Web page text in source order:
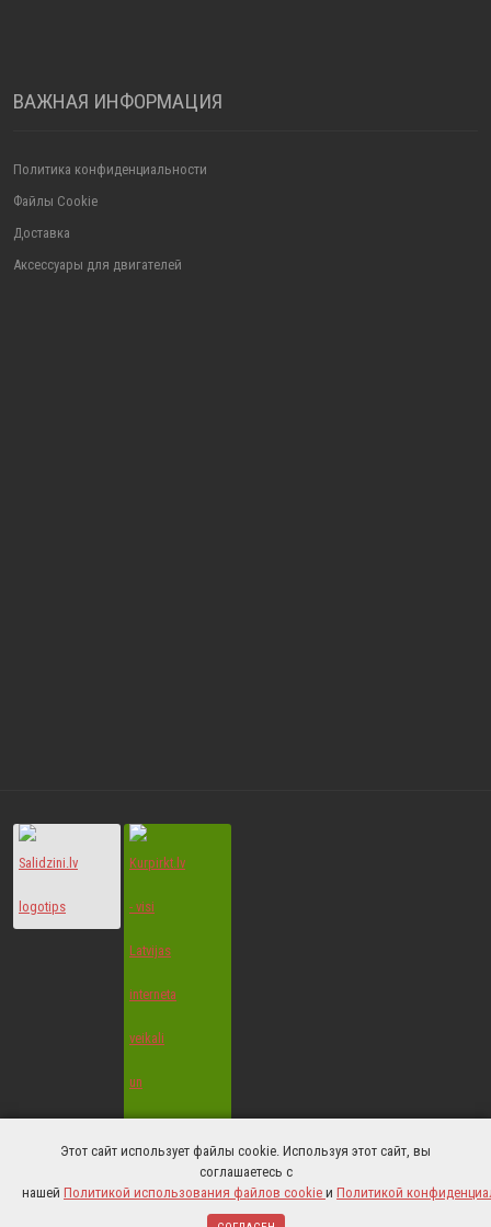
ВАЖНАЯ ИНФОРМАЦИЯ
Политика конфиденциальности
Файлы Cookie
Доставка
Аксессуары для двигателей
© 2022 All Rights Reserved.
Этот сайт использует файлы cookie. Используя этот сайт, вы
соглашаетесь с
нашей Политикой использования файлов cookie и Политикой